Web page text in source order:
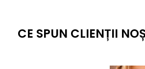
CE SPUN CLIENȚII